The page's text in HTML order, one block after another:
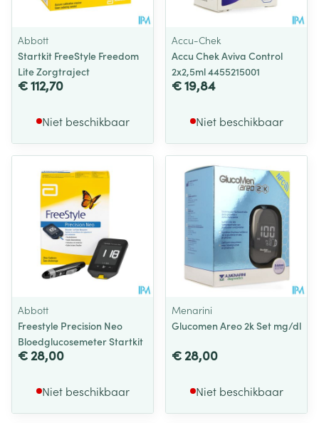
Abbott
Startkit FreeStyle Freedom
Lite Zorgtraject
€ 112,70
Niet beschikbaar
Accu-Chek
Accu Chek Aviva Control
2x2,5ml 4455215001
€ 19,84
Niet beschikbaar
Abbott
Freestyle Precision Neo
Bloedglucosemeter Startkit
€ 28,00
Niet beschikbaar
Menarini
Glucomen Areo 2k Set mg/dl
€ 28,00
Niet beschikbaar